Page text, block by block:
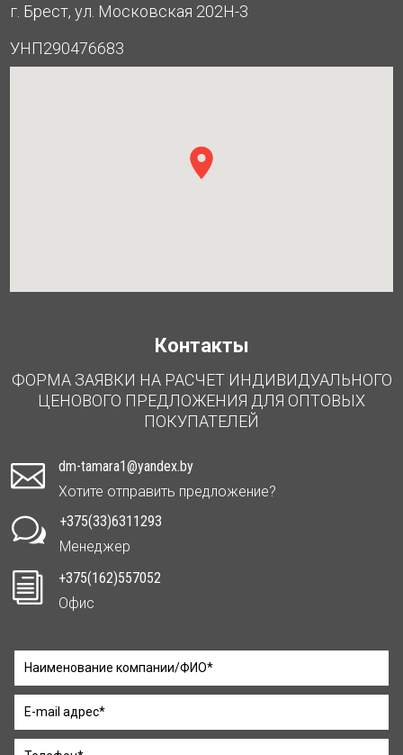
г. Брест, ул. Московская 202Н-3
УНП290476683
Контакты
ФОРМА ЗАЯВКИ НА РАСЧЕТ ИНДИВИДУАЛЬНОГО
ЦЕНОВОГО ПРЕДЛОЖЕНИЯ ДЛЯ ОПТОВЫХ
ПОКУПАТЕЛЕЙ

dm-tamara1@yandex.by
Хотите отправить предложение?
w
+375(33)6311293
Менеджер
i
+375(162)557052
Офис